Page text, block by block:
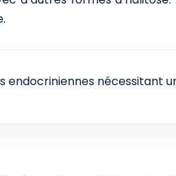
endocriniennes nécessitant